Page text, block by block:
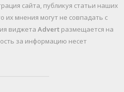
сайта, публикуя статьи наших
их мнения могут не совпадать с
виджета Advert размещается на
за информацию несет